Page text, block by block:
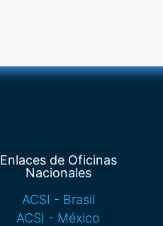
Enlaces de Oficinas
Nacionales
ACSI - Brasil
ACSI - México